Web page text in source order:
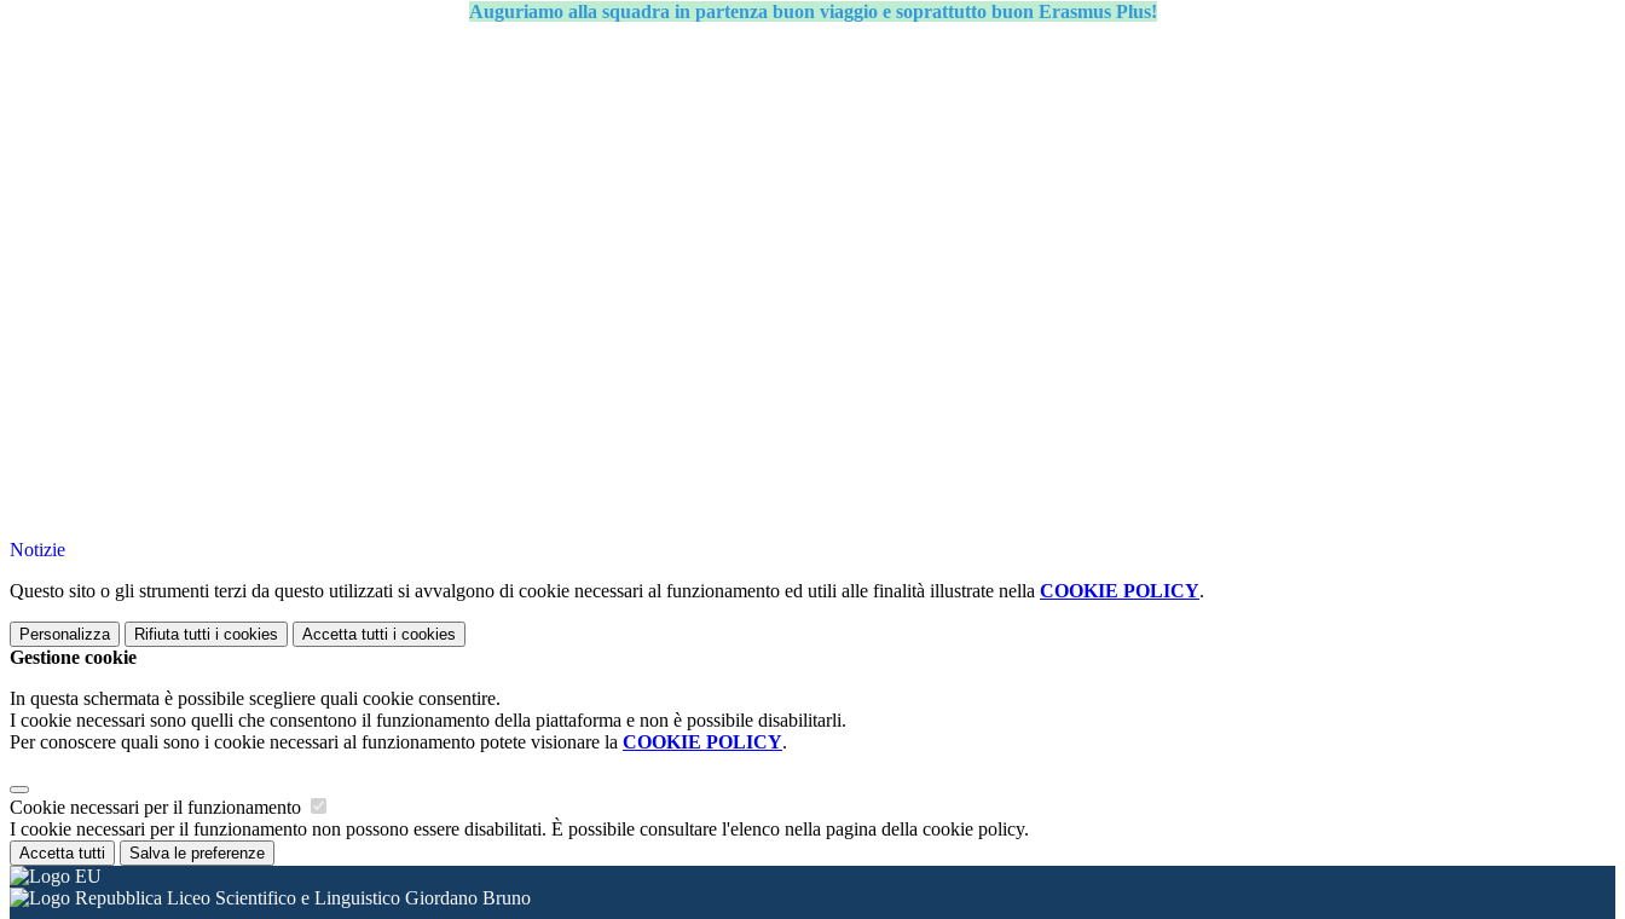
Auguriamo alla squadra in partenza buon viaggio e soprattutto buon Erasmus Plus!
Notizie
Questo sito o gli strumenti terzi da questo utilizzati si avvalgono di cookie necessari al funzionamento ed utili alle finalità illustrate nella COOKIE POLICY.
Personalizza Rifiuta tutti i cookies Accetta tutti i cookies
Gestione cookie
In questa schermata è possibile scegliere quali cookie consentire.
I cookie necessari sono quelli che consentono il funzionamento della piattaforma e non è possibile disabilitarli.
Per conoscere quali sono i cookie necessari al funzionamento potete visionare la COOKIE POLICY.
Cookie necessari per il funzionamento
I cookie necessari per il funzionamento non possono essere disabilitati. È possibile consultare l'elenco nella pagina della cookie policy.
Accetta tutti Salva le preferenze
Liceo Scientifico e Linguistico Giordano Bruno